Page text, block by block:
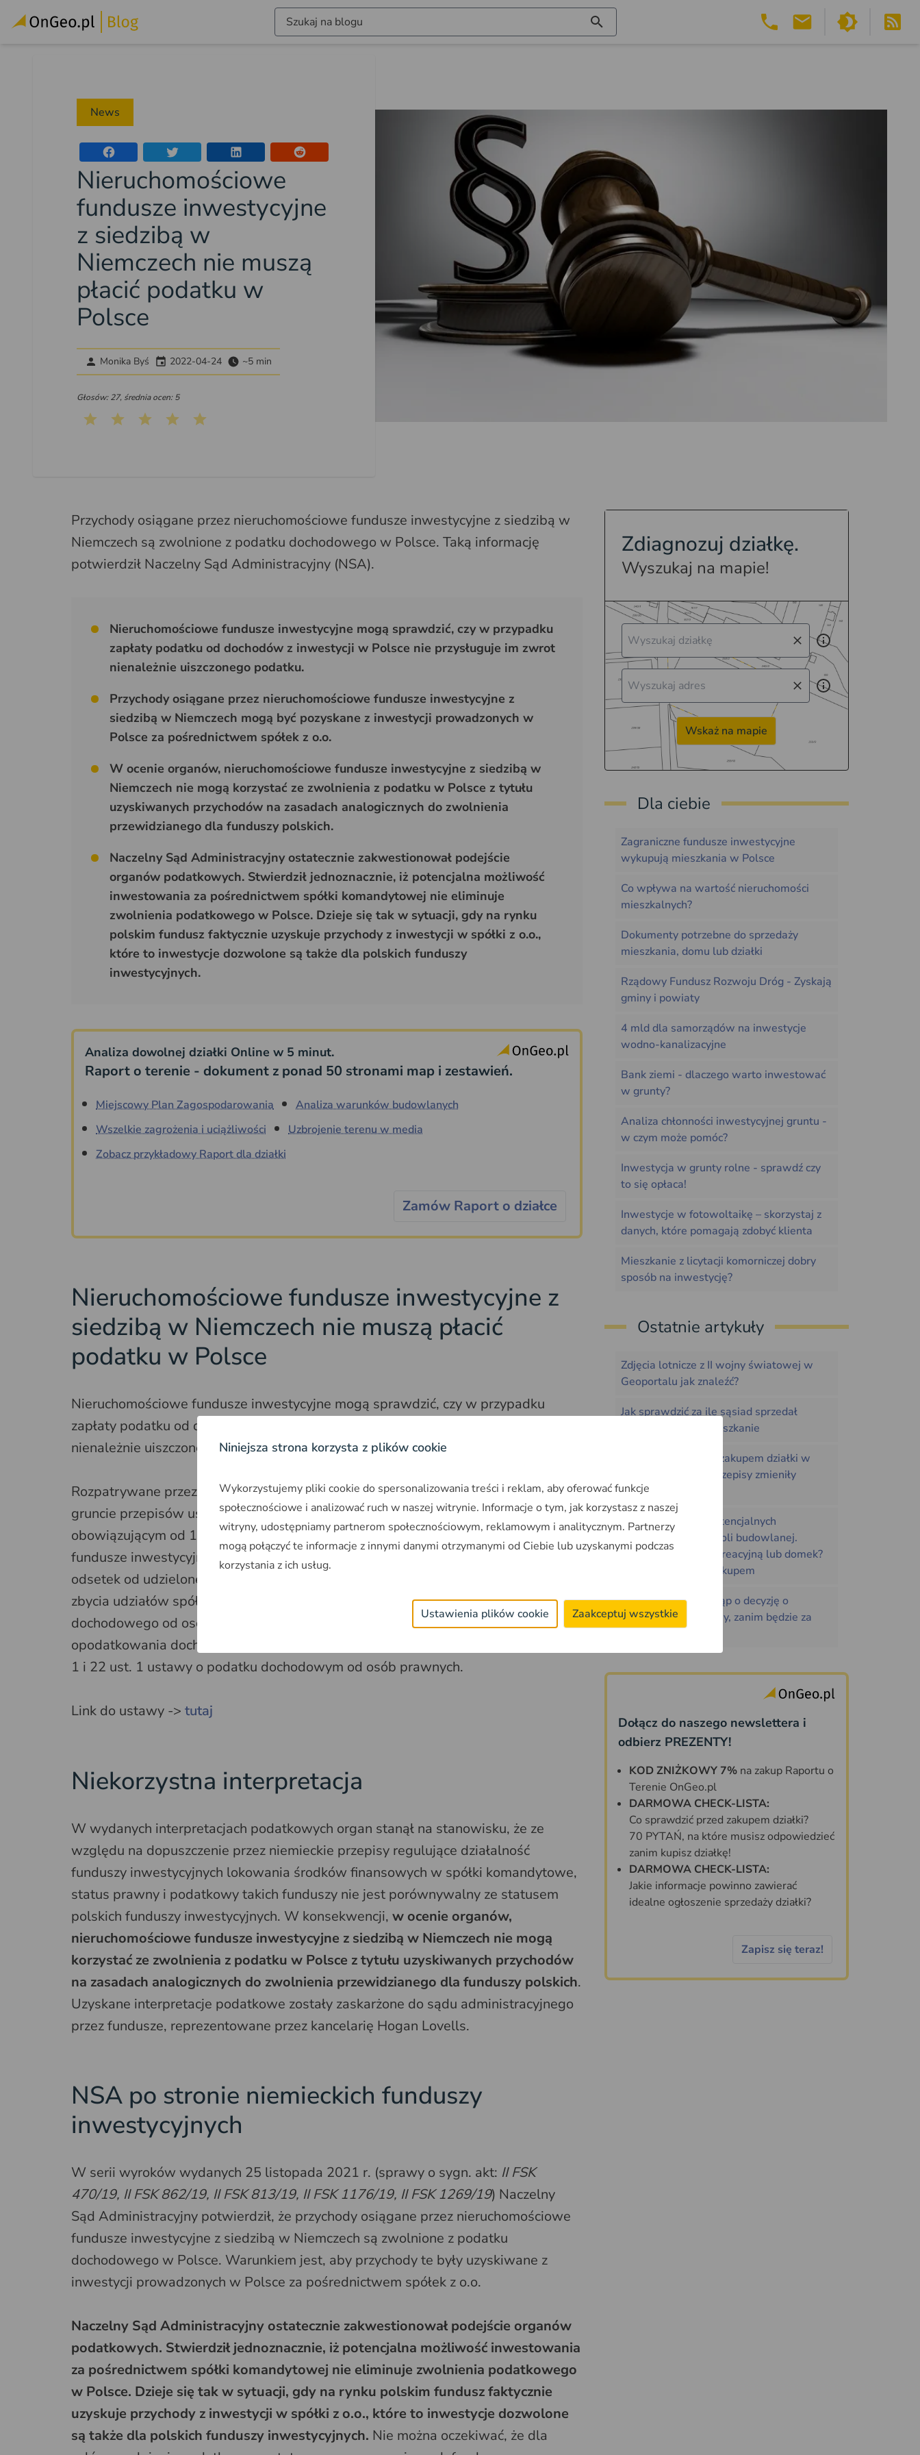
Szukaj na blogu
News
Nieruchomościowe
fundusze inwestycyjne
z siedzibą w
Niemczech nie muszą
płacić podatku w
Polsce
Monika Byś 2022-04-24 ~5 min
Głosów: 27, średnia ocen: 5
Przychody osiągane przez nieruchomościowe fundusze inwestycyjne z siedzibą w
Niemczech są zwolnione z podatku dochodowego w Polsce. Taką informację
potwierdził Naczelny Sąd Administracyjny (NSA).
Nieruchomościowe fundusze inwestycyjne mogą sprawdzić, czy w przypadku
zapłaty podatku od dochodów z inwestycji w Polsce nie przysługuje im zwrot
nienależnie uiszczonego podatku.
Przychody osiągane przez nieruchomościowe fundusze inwestycyjne z
siedzibą w Niemczech mogą być pozyskane z inwestycji prowadzonych w
Polsce za pośrednictwem spółek z o.o.
W ocenie organów, nieruchomościowe fundusze inwestycyjne z siedzibą w
Niemczech nie mogą korzystać ze zwolnienia z podatku w Polsce z tytułu
uzyskiwanych przychodów na zasadach analogicznych do zwolnienia
przewidzianego dla funduszy polskich.
Naczelny Sąd Administracyjny ostatecznie zakwestionował podejście
organów podatkowych. Stwierdził jednoznacznie, iż potencjalna możliwość
inwestowania za pośrednictwem spółki komandytowej nie eliminuje
zwolnienia podatkowego w Polsce. Dzieje się tak w sytuacji, gdy na rynku
polskim fundusz faktycznie uzyskuje przychody z inwestycji w spółki z o.o.,
które to inwestycje dozwolone są także dla polskich funduszy
inwestycyjnych.
Analiza dowolnej działki Online w 5 minut.
Raport o terenie - dokument z ponad 50 stronami map i zestawień.
Miejscowy Plan Zagospodarowania
Analiza warunków budowlanych
Wszelkie zagrożenia i uciążliwości
Uzbrojenie terenu w media
Zobacz przykładowy Raport dla działki
Zamów Raport o działce
Nieruchomościowe fundusze inwestycyjne z
siedzibą w Niemczech nie muszą płacić
podatku w Polsce
Nieruchomościowe fundusze inwestycyjne mogą sprawdzić, czy w przypadku
zapłaty podatku od dochodów z inwestycji w Polsce nie przysługuje im zwrot
nienależnie uiszczonego podatku.
Rozpatrywane przez NSA sprawy dotyczyły możliwości zwolnienia z podatku na
gruncie przepisów ustawy o podatku dochodowym od osób prawnych w brzmieniu
obowiązującym od 1 stycznia 2017 r., przychodów osiąganych przez niemieckie
fundusze inwestycyjne z tytułu dywidend płaconych przez polskie spółki z o.o.,
odsetek od udzielonego finansowania oraz ewentualnych zysków kapitałowych ze
zbycia udziałów spółki celowej. Wnioski o wydanie interpretacji dotyczyły podatku
dochodowego od osób prawnych w zakresie prawa do zwolnienia z
opodatkowania dochodów uzyskiwanych przez Fundusz określonych w art. 21 ust.
1 i 22 ust. 1 ustawy o podatku dochodowym od osób prawnych.
Link do ustawy -> tutaj
Niekorzystna interpretacja
W wydanych interpretacjach podatkowych organ stanął na stanowisku, że ze
względu na dopuszczenie przez niemieckie przepisy regulujące działalność
funduszy inwestycyjnych lokowania środków finansowych w spółki komandytowe,
status prawny i podatkowy takich funduszy nie jest porównywalny ze statusem
polskich funduszy inwestycyjnych. W konsekwencji, w ocenie organów,
nieruchomościowe fundusze inwestycyjne z siedzibą w Niemczech nie mogą
korzystać ze zwolnienia z podatku w Polsce z tytułu uzyskiwanych przychodów
na zasadach analogicznych do zwolnienia przewidzianego dla funduszy polskich.
Uzyskane interpretacje podatkowe zostały zaskarżone do sądu administracyjnego
przez fundusze, reprezentowane przez kancelarię Hogan Lovells.
NSA po stronie niemieckich funduszy
inwestycyjnych
W serii wyroków wydanych 25 listopada 2021 r. (sprawy o sygn. akt: II FSK
470/19, II FSK 862/19, II FSK 813/19, II FSK 1176/19, II FSK 1269/19) Naczelny
Sąd Administracyjny potwierdził, że przychody osiągane przez nieruchomościowe
fundusze inwestycyjne z siedzibą w Niemczech są zwolnione z podatku
dochodowego w Polsce. Warunkiem jest, aby przychody te były uzyskiwane z
inwestycji prowadzonych w Polsce za pośrednictwem spółek z o.o.
Naczelny Sąd Administracyjny ostatecznie zakwestionował podejście organów
podatkowych. Stwierdził jednoznacznie, iż potencjalna możliwość inwestowania
za pośrednictwem spółki komandytowej nie eliminuje zwolnienia podatkowego
w Polsce. Dzieje się tak w sytuacji, gdy na rynku polskim fundusz faktycznie
uzyskuje przychody z inwestycji w spółki z o.o., które to inwestycje dozwolone
są także dla polskich funduszy inwestycyjnych. Nie można oczekiwać, że dla
Zdiagnozuj działkę.
Wyszukaj na mapie!
Wskaż na mapie
Dla ciebie
Zagraniczne fundusze inwestycyjne
wykupują mieszkania w Polsce
Co wpływa na wartość nieruchomości
mieszkalnych?
Dokumenty potrzebne do sprzedaży
mieszkania, domu lub działki
Rządowy Fundusz Rozwoju Dróg - Zyskają
gminy i powiaty
4 mld dla samorządów na inwestycje
wodno-kanalizacyjne
Bank ziemi - dlaczego warto inwestować
w grunty?
Analiza chłonności inwestycyjnej gruntu -
w czym może pomóc?
Inwestycja w grunty rolne - sprawdź czy
to się opłaca!
Inwestycje w fotowoltaikę – skorzystaj z
danych, które pomagają zdobyć klienta
Mieszkanie z licytacji komorniczej dobry
sposób na inwestycję?
Ostatnie artykuły
Zdjęcia lotnicze z II wojny światowej w
Geoportalu jak znaleźć?
Jak sprawdzić za ile sąsiad sprzedał
działkę, dom lub mieszkanie
Co sprawdzić przed zakupem działki w
2026 roku. Nowe przepisy zmieniły
zasady gry
NIK: ponad 1000 potencjalnych
przypadków samowoli budowlanej.
Kupujesz działkę rekreacyjną lub domek?
Sprawdź to przed zakupem
Masz działkę? Wystąp o decyzję o
warunkach zabudowy, zanim będzie za
Dołącz do naszego newslettera i
odbierz PREZENTY!
KOD ZNIŻKOWY 7%na zakup Raportu o
Terenie OnGeo.pl
DARMOWA CHECK-LISTA:
Co sprawdzić przed zakupem działki?
70 PYTAŃ, na które musisz odpowiedzieć
zanim kupisz działkę!
DARMOWA CHECK-LISTA:
Jakie informacje powinno zawierać
idealne ogłoszenie sprzedaży działki?
Zapisz się teraz!
Niniejsza strona korzysta z plików cookie
Wykorzystujemy pliki cookie do spersonalizowania treści i reklam, aby oferować funkcje
społecznościowe i analizować ruch w naszej witrynie. Informacje o tym, jak korzystasz z naszej
witryny, udostępniamy partnerom społecznościowym, reklamowym i analitycznym. Partnerzy
mogą połączyć te informacje z innymi danymi otrzymanymi od Ciebie lub uzyskanymi podczas
korzystania z ich usług.
Ustawienia plików cookie Zaakceptuj wszystkie